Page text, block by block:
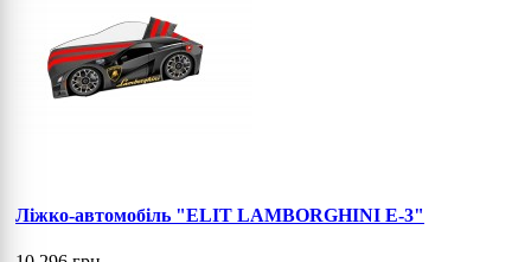
Ліжко-автомобіль "ELIT LAMBORGHINI E-3"